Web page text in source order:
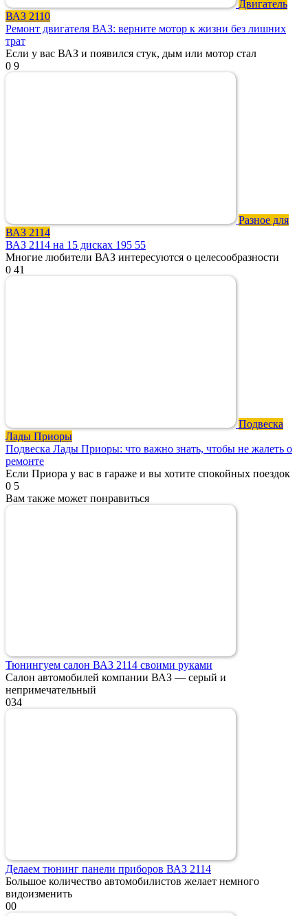
Двигатель
ВАЗ 2110
Ремонт двигателя ВАЗ: верните мотор к жизни без лишних
трат
Если у вас ВАЗ и появился стук, дым или мотор стал
0 9
Разное для
ВАЗ 2114
ВАЗ 2114 на 15 дисках 195 55
Многие любители ВАЗ интересуются о целесообразности
0 41
Подвеска
Лады Приоры
Подвеска Лады Приоры: что важно знать, чтобы не жалеть о
ремонте
Если Приора у вас в гараже и вы хотите спокойных поездок
0 5
Вам также может понравиться
Тюнингуем салон ВАЗ 2114 своими руками
Салон автомобилей компании ВАЗ — серый и
непримечательный
034
Делаем тюнинг панели приборов ВАЗ 2114
Большое количество автомобилистов желает немного
видоизменить
00